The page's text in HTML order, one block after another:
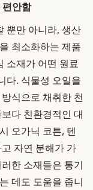
안함
뿐만 아니라, 생산
최소화하는 제품
소재가 어떤 원료
다. 식물성 오일을
식으로 채취한 천
다 친환경적인 대
오가닉 코튼, 텐
자연 분해가 가
한 소재들은 통기
데도 도움을 줍니